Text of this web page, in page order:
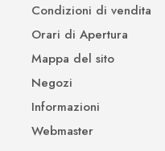
Condizioni di vendita
Orari di Apertura
Mappa del sito
Negozi
Informazioni
Webmaster